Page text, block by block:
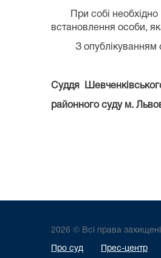
При собі необхідно
встановлення особи,
З опублікуванням
Суддя
районного
2026 © Всі права захищені
Про суд Прес-центр